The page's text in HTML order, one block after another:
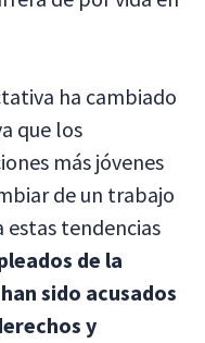
ha cambiado
que los
más jóvenes
de un trabajo
tendencias
de la
sido acusados
y